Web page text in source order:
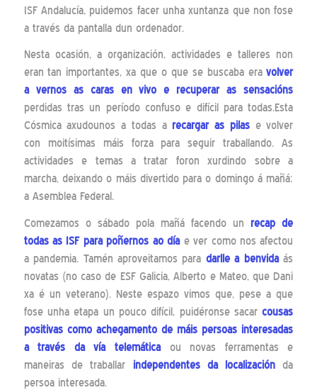
ISF Andalucía, puidemos facer unha xuntanza que non fose
a través da pantalla dun ordenador.
Nesta ocasión, a organización, actividades e talleres non
eran tan importantes, xa que o que se buscaba eravolver
a vernos as caras en vivo e recuperar as sensacións
perdidas tras un período confuso e difícil para todas.Esta
Cósmica axudounos a todas a recargar as pilase volver
con moitísimas máis forza para seguir traballando. As
actividades e temas a tratar foron xurdindo sobre a
marcha, deixando o máis divertido para o domingo á mañá:
a Asemblea Federal.
Comezamos o sábado pola mañá facendo un recap de
todas as ISF para poñernos ao díae ver como nos afectou
a pandemia. Tamén aproveitamos para darlle a benvidaás
novatas (no caso de ESF Galicia, Alberto e Mateo, que Dani
xa é un veterano). Neste espazo vimos que, pese a que
fose unha etapa un pouco difícil, puidéronse sacarcousas
positivas como achegamento de máis persoas interesadas
a través da vía telemáticaou novas ferramentas e
maneiras de traballar independentes da localización da
persoa interesada.